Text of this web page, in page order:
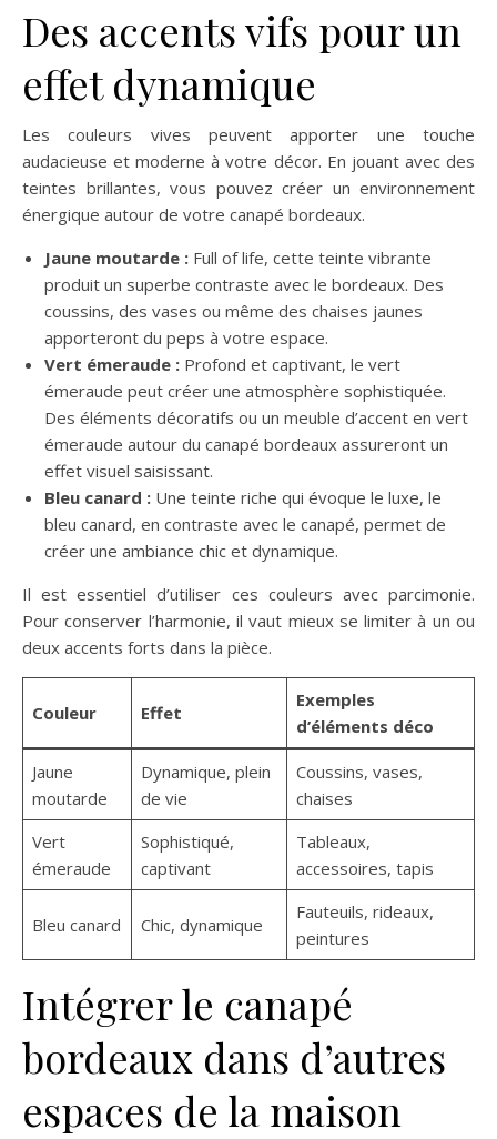
Des accents vifs pour un
effet dynamique
Les couleurs vives peuvent apporter une touche
audacieuse et moderne à votre décor. En jouant avec des
teintes brillantes, vous pouvez créer un environnement
énergique autour de votre canapé bordeaux.
Jaune moutarde : Full of life, cette teinte vibrante
produit un superbe contraste avec le bordeaux. Des
coussins, des vases ou même des chaises jaunes
apporteront du peps à votre espace.
Vert émeraude : Profond et captivant, le vert
émeraude peut créer une atmosphère sophistiquée.
Des éléments décoratifs ou un meuble d’accent en vert
émeraude autour du canapé bordeaux assureront un
effet visuel saisissant.
Bleu canard : Une teinte riche qui évoque le luxe, le
bleu canard, en contraste avec le canapé, permet de
créer une ambiance chic et dynamique.
Il est essentiel d’utiliser ces couleurs avec parcimonie.
Pour conserver l’harmonie, il vaut mieux se limiter à un ou
deux accents forts dans la pièce.
Couleur Effet
Exemples
d’éléments déco
Jaune
moutarde
Dynamique, plein
de vie
Coussins, vases,
chaises
Vert
émeraude
Sophistiqué,
captivant
Tableaux,
accessoires, tapis
Bleu canard Chic, dynamique
Fauteuils, rideaux,
peintures
Intégrer le canapé
bordeaux dans d’autres
espaces de la maison